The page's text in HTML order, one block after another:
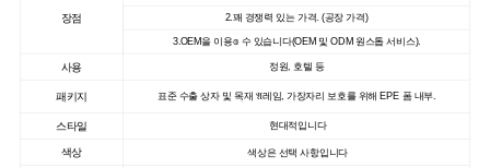
장점 2.꽤 경쟁력 있는 가격. (공장 가격)
3.OEM을 이용𝕠 수 있습니다(OEM 및 ODM 원스톱 서비스).
사용 정원, 호텔 등
패키지 표준 수출 상자 및 목재 𝔄레임, 가장자리 보호를 위해 EPE 폼 내부.
스타일 현대적입니다
색상 색상은 선택 사항입니다